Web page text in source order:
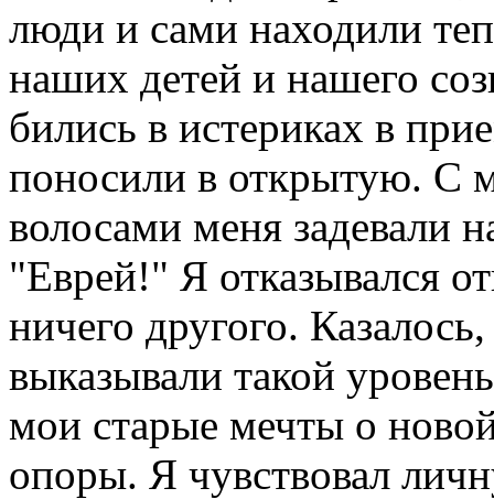
люди и сами находили
наших детей и нашего
бились в истериках в
поносили в открытую.
волосами меня задевали
"Еврей!" Я отказывался
ничего другого.
выказывали такой
мои старые мечты о
опоры. Я чувствовал